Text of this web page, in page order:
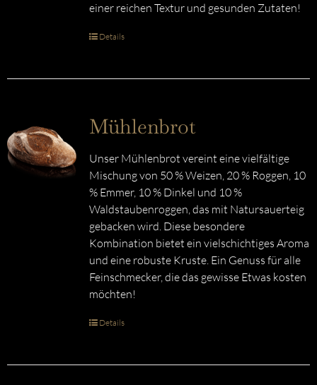
einer reichen Textur und gesunden Zutaten!
Details
Mühlenbrot
Unser Mühlenbrot vereint eine vielfältige
Mischung von 50 % Weizen, 20 % Roggen, 10
% Emmer, 10 % Dinkel und 10 %
Waldstaubenroggen, das mit Natursauerteig
gebacken wird. Diese besondere
Kombination bietet ein vielschichtiges Aroma
und eine robuste Kruste. Ein Genuss für alle
Feinschmecker, die das gewisse Etwas kosten
möchten!
Details